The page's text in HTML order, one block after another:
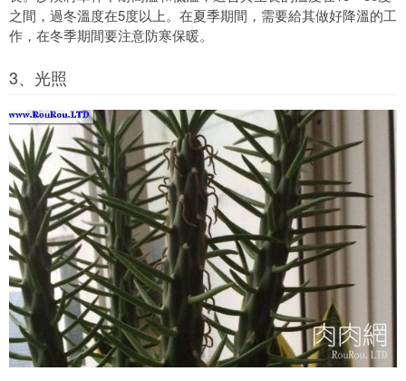
之間，過冬溫度在5度以上。在夏季期間，需要給其做好降溫的工
作，在冬季期間要注意防寒保暖。
3、光照